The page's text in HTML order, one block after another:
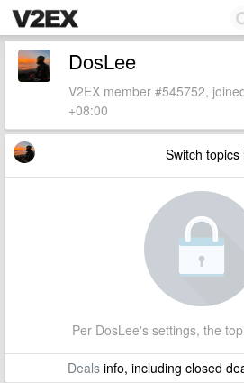
DosLee
V2EX member #545752,
+08:00
Switch topics
Per DosLee's settings, the
Dealsinfo, including closed